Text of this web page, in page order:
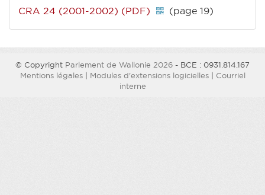
CRA 24 (2001-2002) (PDF)
(page 19)
© Copyright Parlement de Wallonie 2026 - BCE : 0931.814.167
Mentions légales| Modules d'extensions logicielles| Courriel
interne